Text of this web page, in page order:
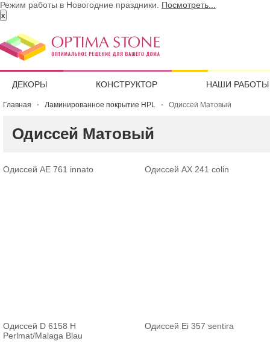
Режим работы в Новогодние праздники. Посмотреть...
x
ДЕКОРЫ КОНСТРУКТОР НАШИ РАБОТЫ
Главная Ламинированное покрытие HPL Одиссей Матовый
Одиссей Матовый
Одиссей AE 761 innato Одиссей AX 241 colin
Одиссей D 6158 H
Perlmat/Malaga Blau
Одиссей Ei 357 sentira